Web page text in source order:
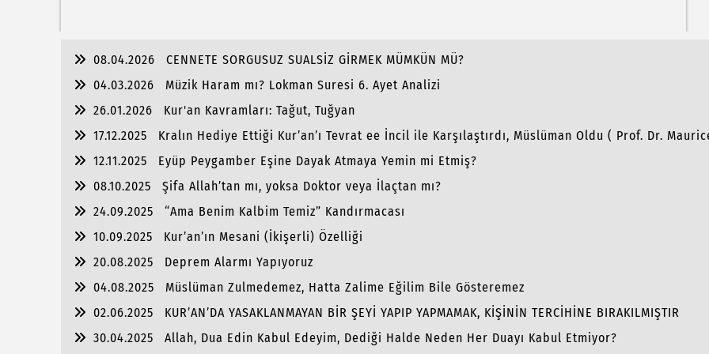
08.04.2026
CENNETE SORGUSUZ SUALSİZ GİRMEK MÜMKÜN MÜ?
04.03.2026
Müzik Haram mı? Lokman Suresi 6. Ayet Analizi
26.01.2026
Kur'an Kavramları: Tağut, Tuğyan
17.12.2025
Kralın Hediye Ettiği Kur’an’ı Tevrat ee İncil ile Karşılaştırdı, Müslüman Oldu ( Prof. Dr.
12.11.2025
Eyüp Peygamber Eşine Dayak Atmaya Yemin mi Etmiş?
08.10.2025
Şifa Allah’tan mı, yoksa Doktor veya İlaçtan mı?
24.09.2025
“Ama Benim Kalbim Temiz” Kandırmacası
10.09.2025
Kur’an’ın Mesani (İkişerli) Özelliği
20.08.2025
Deprem Alarmı Yapıyoruz
04.08.2025
Müslüman Zulmedemez, Hatta Zalime Eğilim Bile Gösteremez
02.06.2025
KUR’AN’DA YASAKLANMAYAN BİR ŞEYİ YAPIP YAPMAMAK, KİŞİNİN TERCİHİNE BIRAKILMIŞTIR
30.04.2025
Allah, Dua Edin Kabul Edeyim, Dediği Halde Neden Her Duayı Kabul Etmiyor?